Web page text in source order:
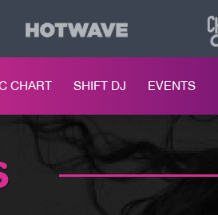
CHART SHIFT DJ EVENTS